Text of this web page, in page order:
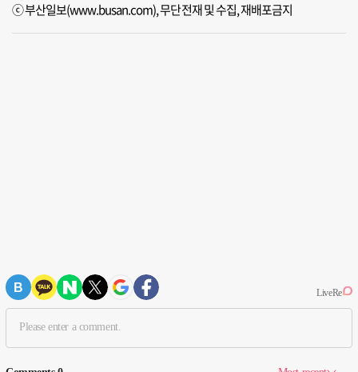
ⓒ 부산일보(www.busan.com), 무단전재 및 수집, 재배포금지